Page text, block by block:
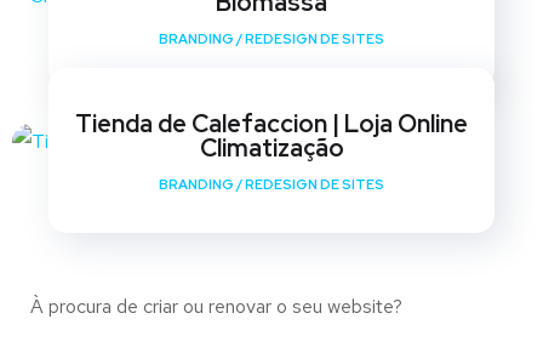
BRANDING /REDESIGN DE SITES
Tienda de Calefaccion | Loja Online
Climatização
BRANDING /REDESIGN DE SITES
À procura de criar ou renovar o seu website?